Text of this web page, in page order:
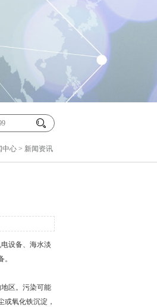
中心 > 新闻资讯
设备、海水淡
区。污染可能
氧化铁沉淀，